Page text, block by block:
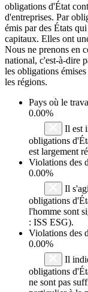
obligations d'État
d'entreprises. Par
émis par des États
capitaux. Elles ont
Nous ne prenons en
national, c'est-à-dire
les obligations
les régions.
Pays où le
0.00%
Il est
obligations
est largement
Violations des
0.00%
Il
obligations
l'homme sont
: ISS ESG).
Violations des
0.00%
Il
obligations
ne sont pas